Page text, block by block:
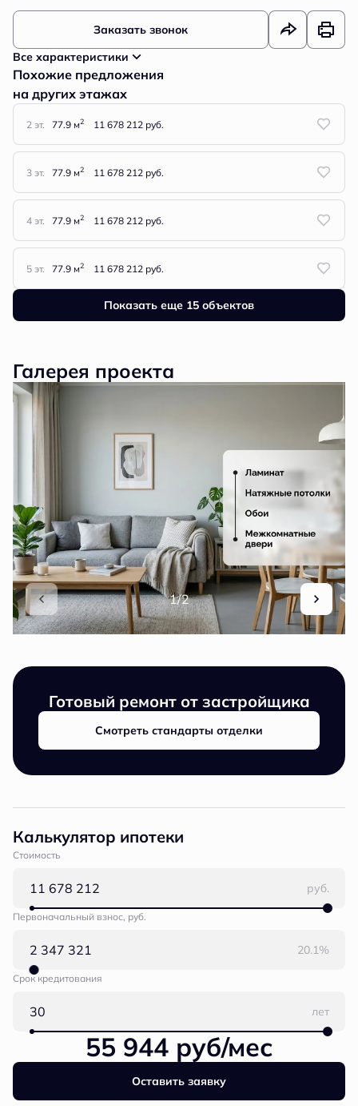
Заказать звонок
Все характеристики
Похожие предложения
на других этажах
2 эт. 77.9 м2 11 678 212 руб.
3 эт. 77.9 м2 11 678 212 руб.
4 эт. 77.9 м2 11 678 212 руб.
5 эт. 77.9 м2 11 678 212 руб.
Показать еще 15 объектов
Галерея проекта
1/2
Готовый ремонт от застройщика
Смотреть стандарты отделки
Калькулятор ипотеки
Стоимость
руб.
Первоначальный взнос, руб.
20.1%
Срок кредитования
лет
55 944 руб/мес
Оставить заявку